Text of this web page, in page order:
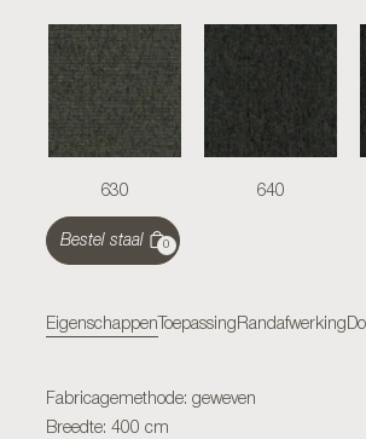
630 640
Bestel staal 0
Eigenschappen Toepassing Randafwerking
Fabricagemethode: geweven
Breedte: 400 cm